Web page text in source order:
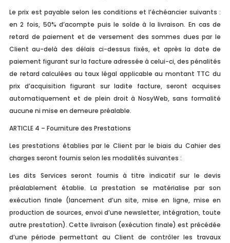
Le prix est payable selon les conditions et l’échéancier suivants :
en 2 fois, 50% d’acompte puis le solde à la livraison. En cas de
retard de paiement et de versement des sommes dues par le
Client au-delà des délais ci-dessus fixés, et après la date de
paiement figurant sur la facture adressée à celui-ci, des pénalités
de retard calculées au taux légal applicable au montant TTC du
prix d’acquisition figurant sur ladite facture, seront acquises
automatiquement et de plein droit à NosyWeb, sans formalité
aucune ni mise en demeure préalable.
ARTICLE 4 – Fourniture des Prestations
Les prestations établies par le Client par le biais du Cahier des
charges seront fournis selon les modalités suivantes :
Les dits Services seront fournis à titre indicatif sur le devis
préalablement établie. La prestation se matérialise par son
exécution finale (lancement d’un site, mise en ligne, mise en
production de sources, envoi d’une newsletter, intégration, toute
autre prestation). Cette livraison (exécution finale) est précédée
d’une période permettant au Client de contrôler les travaux